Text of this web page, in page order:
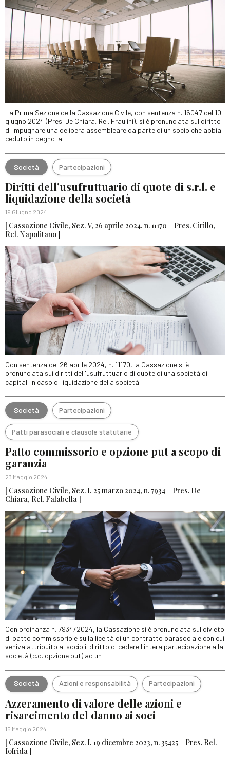
La Prima Sezione della Cassazione Civile, con sentenza n. 16047 del 10
giugno 2024 (Pres. De Chiara, Rel. Fraulini), si è pronunciata sul diritto
di impugnare una delibera assembleare da parte di un socio che abbia
ceduto in pegno la
Società Partecipazioni
Diritti dell’usufruttuario di quote di s.r.l. e
liquidazione della società
19 Giugno 2024
[ Cassazione Civile, Sez. V, 26 aprile 2024, n. 11170 – Pres. Cirillo,
Rel. Napolitano ]
Con sentenza del 26 aprile 2024, n. 11170, la Cassazione si è
pronunciata sui diritti dell'usufruttuario di quote di una società di
capitali in caso di liquidazione della società.
Società Partecipazioni
Patti parasociali e clausole statutarie
Patto commissorio e opzione put a scopo di
garanzia
23 Maggio 2024
[ Cassazione Civile, Sez. I, 25 marzo 2024, n. 7934 – Pres. De
Chiara, Rel. Falabella ]
Con ordinanza n. 7934/2024, la Cassazione si è pronunciata sul divieto
di patto commissorio e sulla liceità di un contratto parasociale con cui
veniva attribuito al socio il diritto di cedere l'intera partecipazione alla
società (c.d. opzione put) ad un
Società Azioni e responsabilità Partecipazioni
Azzeramento di valore delle azioni e
risarcimento del danno ai soci
16 Maggio 2024
[ Cassazione Civile, Sez. I, 19 dicembre 2023, n. 35425 – Pres. Rel.
Iofrida ]